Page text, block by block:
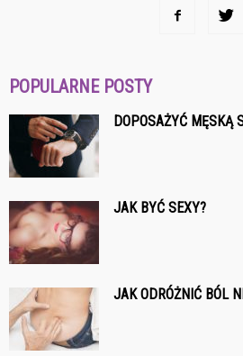
POPULARNE POSTY
DOPOSAŻYĆ MĘSKĄ
JAK BYĆ SEXY?
JAK ODRÓŻNIĆ BÓL